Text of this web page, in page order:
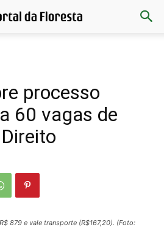
processo
60 vagas de
879 e vale transporte (R$167,20). (Foto: